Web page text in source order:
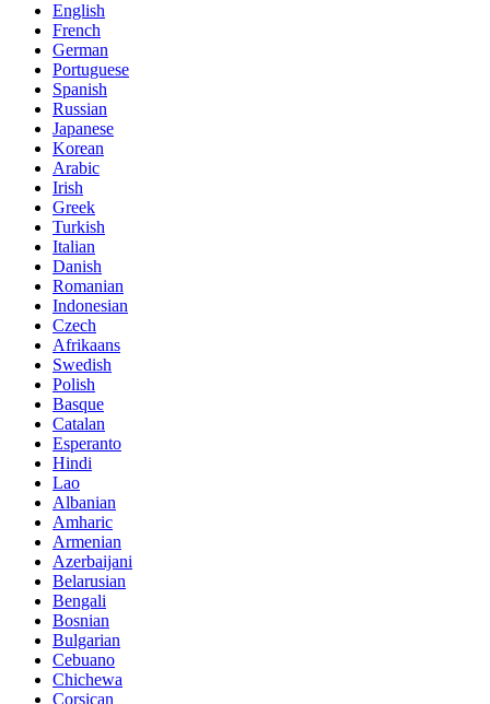
English
French
German
Portuguese
Spanish
Russian
Japanese
Korean
Arabic
Irish
Greek
Turkish
Italian
Danish
Romanian
Indonesian
Czech
Afrikaans
Swedish
Polish
Basque
Catalan
Esperanto
Hindi
Lao
Albanian
Amharic
Armenian
Azerbaijani
Belarusian
Bengali
Bosnian
Bulgarian
Cebuano
Chichewa
Corsican